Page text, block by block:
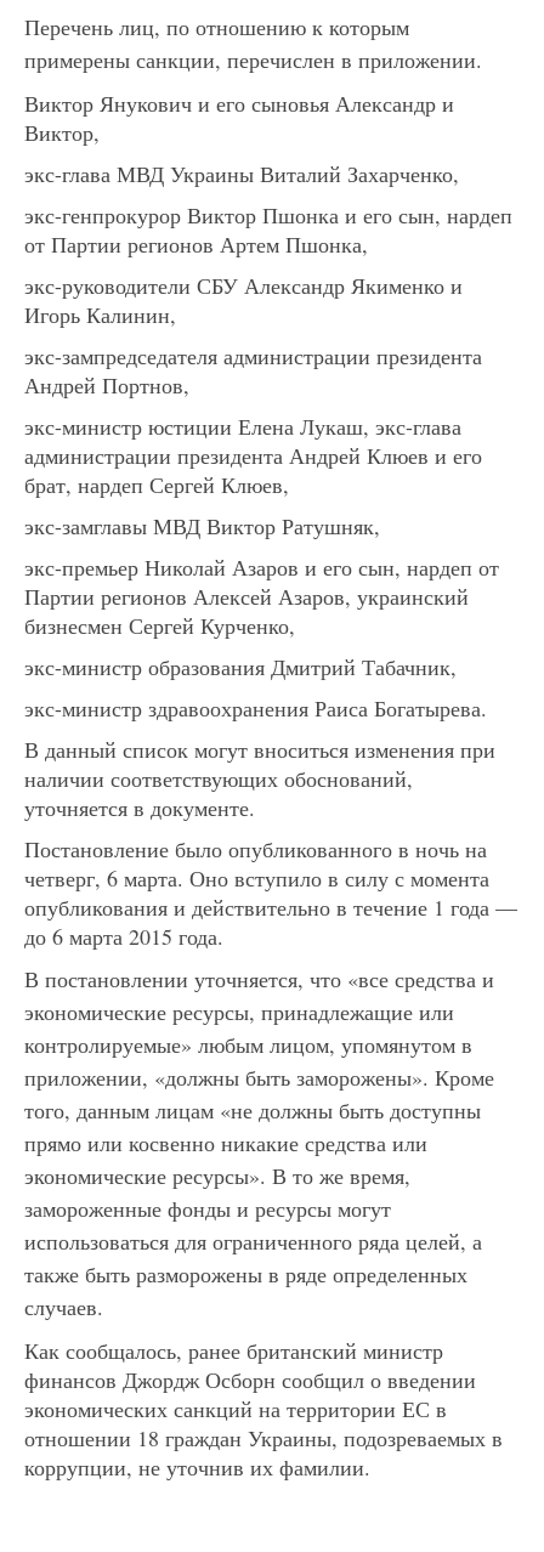
Перечень лиц, по отношению к которым
примерены санкции, перечислен в приложении.
Виктор Янукович и его сыновья Александр и
Виктор,
экс-глава МВД Украины Виталий Захарченко,
экс-генпрокурор Виктор Пшонка и его сын, нардеп
от Партии регионов Артем Пшонка,
экс-руководители СБУ Александр Якименко и
Игорь Калинин,
экс-зампредседателя администрации президента
Андрей Портнов,
экс-министр юстиции Елена Лукаш, экс-глава
администрации президента Андрей Клюев и его
брат, нардеп Сергей Клюев,
экс-замглавы МВД Виктор Ратушняк,
экс-премьер Николай Азаров и его сын, нардеп от
Партии регионов Алексей Азаров, украинский
бизнесмен Сергей Курченко,
экс-министр образования Дмитрий Табачник,
экс-министр здравоохранения Раиса Богатырева.
В данный список могут вноситься изменения при
наличии соответствующих обоснований,
уточняется в документе.
Постановление было опубликованного в ночь на
четверг, 6 марта. Оно вступило в силу с момента
опубликования и действительно в течение 1 года —
до 6 марта 2015 года.
В постановлении уточняется, что «все средства и
экономические ресурсы, принадлежащие или
контролируемые» любым лицом, упомянутом в
приложении, «должны быть заморожены». Кроме
того, данным лицам «не должны быть доступны
прямо или косвенно никакие средства или
экономические ресурсы». В то же время,
замороженные фонды и ресурсы могут
использоваться для ограниченного ряда целей, а
также быть разморожены в ряде определенных
случаев.
Как сообщалось, ранее британский министр
финансов Джордж Осборн сообщил о введении
экономических санкций на территории ЕС в
отношении 18 граждан Украины, подозреваемых в
коррупции, не уточнив их фамилии.